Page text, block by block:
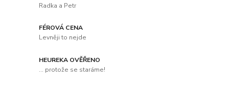
Radka a Petr
FÉROVÁ CENA
Levněji to nejde
HEUREKA OVĚŘENO
... protože se staráme!